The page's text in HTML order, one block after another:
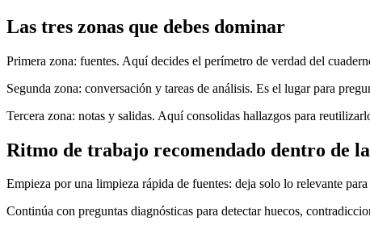
Las tres zonas que debes dominar
Primera zona: fuentes. Aquí decides el perímetro de verdad del
Segunda zona: conversación y tareas de análisis. Es el lugar para
Tercera zona: notas y salidas. Aquí consolidas hallazgos para
Ritmo de trabajo recomendado dentro de
Empieza por una limpieza rápida de fuentes: deja solo lo relevante
Continúa con preguntas diagnósticas para detectar huecos,